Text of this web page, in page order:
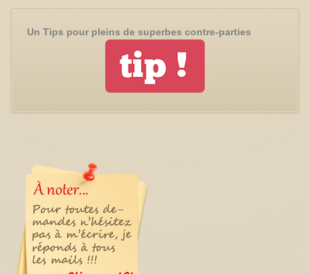
Un Tips pour pleins de superbes contre-parties